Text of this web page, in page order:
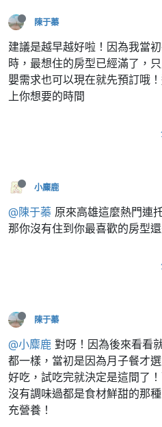
陳于蓁
建議是越早越好啦！因為我當
時，最想住的房型已經滿了，
嬰需求也可以現在就先預訂哦
上你想要的時間
小麋鹿
@陳于蓁 原來高雄這麼熱門連
那你沒有住到你最喜歡的房型
陳于蓁
@小麋鹿 對呀！因為後來看看
都一樣，當初是因為月子餐才
好吃，試吃完就決定是這間了
沒有調味過都是食材鮮甜的那
充營養！